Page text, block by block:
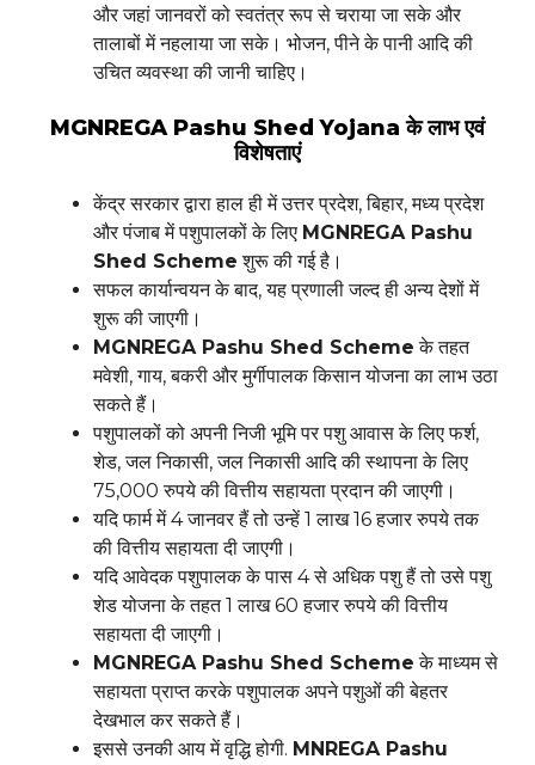
और जहां जानवरों को स्वतंत्र रूप से चराया जा सके और
तालाबों में नहलाया जा सके। भोजन, पीने के पानी आदि की
उचित व्यवस्था की जानी चाहिए।
MGNREGA Pashu Shed Yojana के लाभ एवं
विशेषताएं
केंद्र सरकार द्वारा हाल ही में उत्तर प्रदेश, बिहार, मध्य प्रदेश
और पंजाब में पशुपालकों के लिए MGNREGA Pashu
Shed Scheme शुरू की गई है।
सफल कार्यान्वयन के बाद, यह प्रणाली जल्द ही अन्य देशों में
शुरू की जाएगी।
MGNREGA Pashu Shed Scheme के तहत
मवेशी, गाय, बकरी और मुर्गीपालक किसान योजना का लाभ उठा
सकते हैं।
पशुपालकों को अपनी निजी भूमि पर पशु आवास के लिए फर्श,
शेड, जल निकासी, जल निकासी आदि की स्थापना के लिए
75,000 रुपये की वित्तीय सहायता प्रदान की जाएगी।
यदि फार्म में 4 जानवर हैं तो उन्हें 1 लाख 16 हजार रुपये तक
की वित्तीय सहायता दी जाएगी।
यदि आवेदक पशुपालक के पास 4 से अधिक पशु हैं तो उसे पशु
शेड योजना के तहत 1 लाख 60 हजार रुपये की वित्तीय
सहायता दी जाएगी।
MGNREGA Pashu Shed Scheme के माध्यम से
सहायता प्राप्त करके पशुपालक अपने पशुओं की बेहतर
देखभाल कर सकते हैं।
इससे उनकी आय में वृद्धि होगी. MNREGA Pashu